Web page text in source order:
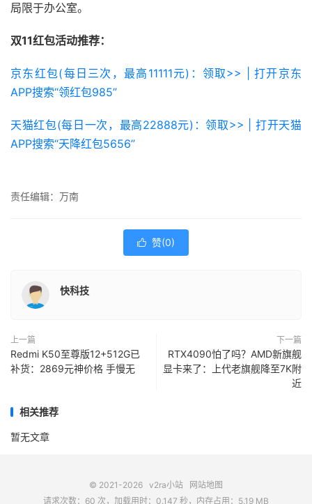
局限于办公室。
双11红包活动推荐：
京东红包(每日三次，最高11111元)：领取>> | 打开京东
APP搜索“领红包985”
天猫红包(每日一次，最高22888元)：领取>> | 打开天猫
APP搜索“天降红包5656”
责任编辑：万南
 赞(0)
快科技
上一篇
Redmi K50至尊版12+512G已
补货：2869元神价格 手慢无
下一篇
RTX4090怕了吗？AMD新旗舰
显卡来了：上代老旗舰降至7K附
近
相关推荐
暂无文章
© 2021-2026 v2ra小站
网站地图
请求次数：60 次，加载用时：0.147 秒，内存占用：5.19 MB